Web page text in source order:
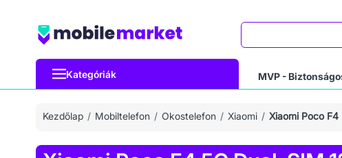
Kategóriák MVP -
Kezdőlap Mobiltelefon Okostelefon Xiaomi Xiaomi Poco F4